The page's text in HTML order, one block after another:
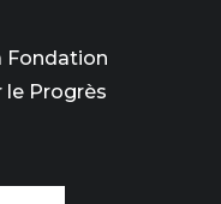
Fondation
le Progrès